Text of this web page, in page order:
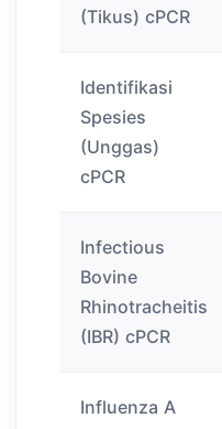
(Tikus) cPCR
Identifikasi
Spesies
(Unggas)
cPCR
Infectious
Bovine
Rhinotracheitis
(IBR) cPCR
Influenza A